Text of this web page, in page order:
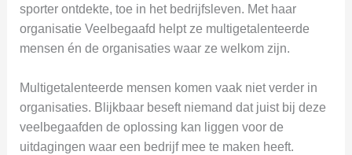
sporter ontdekte, toe in het bedrijfsleven. Met haar
organisatie Veelbegaafd helpt ze multigetalenteerde
mensen én de organisaties waar ze welkom zijn.
Multigetalenteerde mensen komen vaak niet verder in
organisaties. Blijkbaar beseft niemand dat juist bij deze
veelbegaafden de oplossing kan liggen voor de
uitdagingen waar een bedrijf mee te maken heeft.